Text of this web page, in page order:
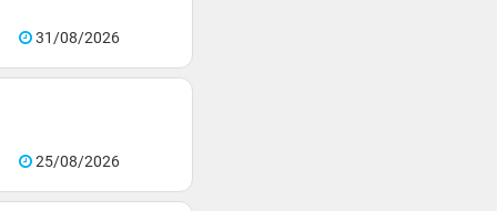
31/08/2026
25/08/2026